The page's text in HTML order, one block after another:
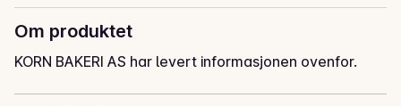
Om produktet
KORN BAKERI AS har levert informasjonen ovenfor.